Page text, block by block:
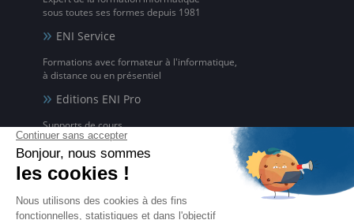
sous toutes ses formes depuis 1981
ENI Service
Formations avec formateur à l'informatique,
à distance ou en présentiel
Editions ENI Pro
Supports de cours
pour les organismes de formation
ENI elearning
La solution de formation à l'informatique en ligne,
disponible en 5 langues